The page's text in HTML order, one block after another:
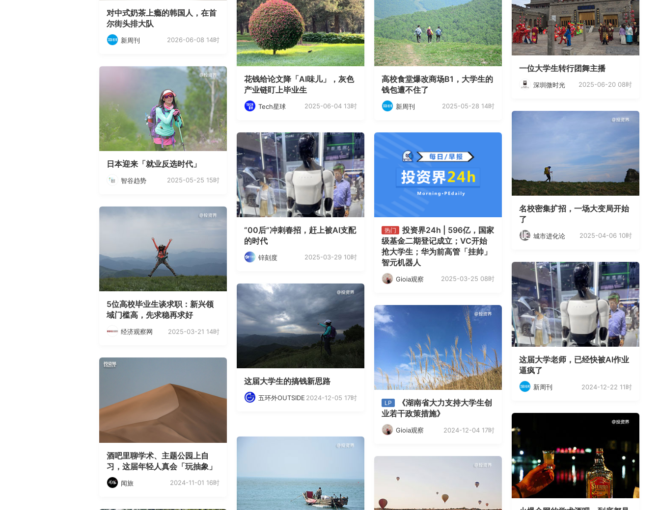
对中式奶茶上瘾的韩国人，在首
尔街头排大队
新周刊 2026-06-08 14时
一位大学生转行团舞主播
深圳微时光 2025-06-20 08时
花钱给论文降「AI味儿」，灰色
产业链盯上毕业生
Tech星球 2025-06-04 13时
高校食堂爆改商场B1，大学生的
钱包遭不住了
新周刊 2025-05-28 14时
日本迎来「就业反选时代」
智谷趋势 2025-05-25 15时
名校密集扩招，一场大变局开始
了
城市进化论 2025-04-06 10时
“00后”冲刺春招，赶上被AI支配
的时代
锌刻度 2025-03-29 10时
热门
投资界24h | 596亿，国家
级基金二期登记成立；VC开始
抢大学生；华为前高管「挂帅」
智元机器人
Gioia观察 2025-03-25 08时
5位高校毕业生谈求职：新兴领
域门槛高，先求稳再求好
经济观察网 2025-03-21 14时
这届大学老师，已经快被AI作业
逼疯了
新周刊 2024-12-22 11时
这届大学生的搞钱新思路
五环外OUTSIDE 2024-12-05 17时
LP
《湖南省大力支持大学生创
业若干政策措施》
Gioia观察 2024-12-04 17时
酒吧里聊学术、主题公园上自
习，这届年轻人真会「玩抽象」
闻旅 2024-11-01 16时